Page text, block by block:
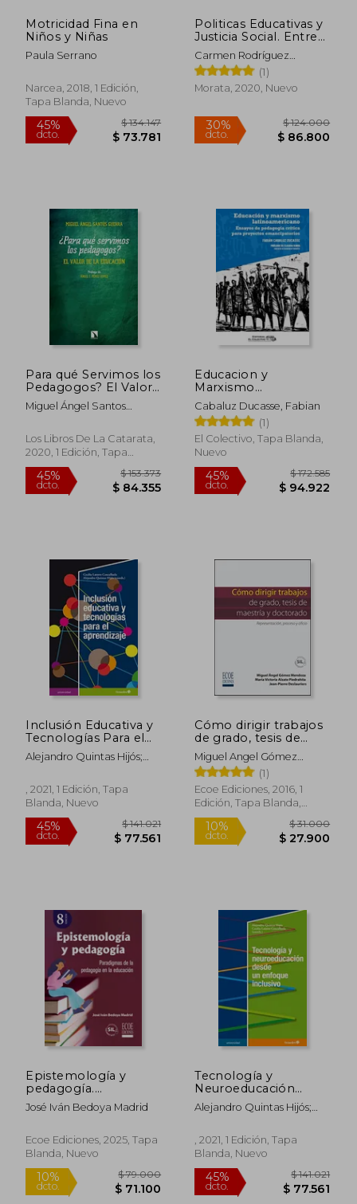
Motricidad Fina en
Niños y Niñas
Paula Serrano
Narcea, 2018, 1 Edición,
Tapa Blanda, Nuevo
45%
Politicas Educativas y
Justicia Social. Entre
lo Global y lo Loca l
Carmen Rodríguez
Martínez
(1)
Morata, 2020, Nuevo
dcto.
Para qué Servimos los
Pedagogos? El Valor
de la Educación: 769
(Mayor)
Miguel Ángel Santos
Los Libros De La Catarata,
2020, 1 Edición, Tapa
Blanda, Nuevo
45%
dcto.
Educacion y
Marxismo
Latinoamericano
Ensayos de
Pedagogia Critica
Para Proyectos
Emancipatorios
Cabaluz Ducasse, Fabian
(1)
El Colectivo, Tapa Blanda,
Nuevo
45%
dcto.
Inclusión Educativa y
Tecnologías Para el
Aprendizaje
(Universidad)
Alejandro Quintas Hijós;
, 2021, 1 Edición, Tapa
Blanda, Nuevo
Cómo dirigir trabajos
de grado, tesis de
maestría y doctorado
Miguel Angel Gómez
Mendoza, Jean Pierre
Deslauriers, María Victoria
Alzate Piedrahita
(1)
Ecoe Ediciones, 2016, 1
Edición, Tapa Blanda,
Nuevo
Epistemología y
pedagogía.
Paradigmas de la
pedagogía en la
José Iván Bedoya Madrid
Ecoe Ediciones, 2025, Tapa
Blanda, Nuevo
Tecnología y
Neuroeducación
Desde un Enfoque
Inclusivo (Universidad)
Alejandro Quintas Hijós;
, 2021, 1 Edición, Tapa
Blanda, Nuevo